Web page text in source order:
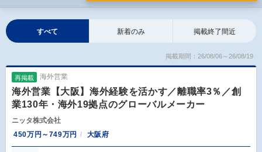
すべて 新着のみ 掲載終了間近
掲載期間：26/08/06～26/08/19
再掲載 海外営業
海外営業【大阪】海外経験を活かす／離職率3％／創
業130年・海外19拠点のグローバルメーカー
ニッタ株式会社
450万円～749万円
大阪府